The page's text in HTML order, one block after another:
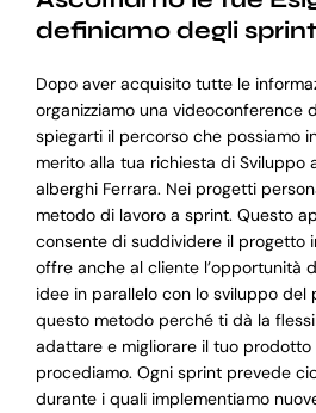
definiamo degli sprint
Dopo aver acquisito tutte le
organizziamo una videoconference
spiegarti il percorso che possiamo
merito alla tua richiesta di Sviluppo
alberghi Ferrara. Nei progetti
metodo di lavoro a sprint. Questo
consente di suddividere il progetto
offre anche al cliente l’opportunità
idee in parallelo con lo sviluppo del
questo metodo perché ti dà la
adattare e migliorare il tuo prodotto
procediamo. Ogni sprint prevede
durante i quali implementiamo